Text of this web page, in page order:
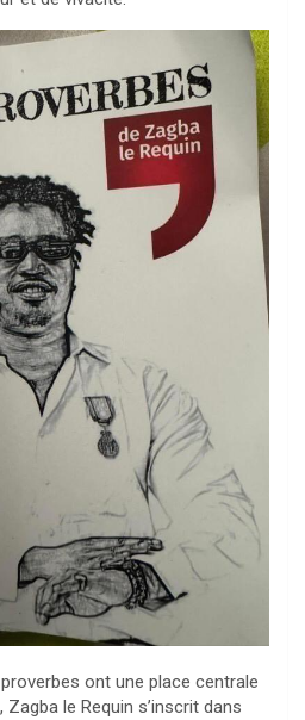
ont une place centrale
le Requin s’inscrit dans